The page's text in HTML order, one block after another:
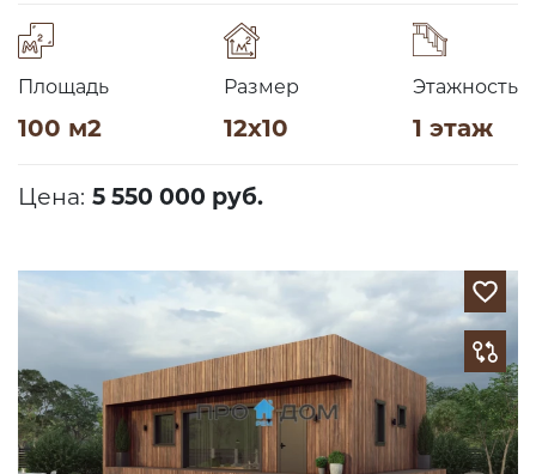
Площадь
100 м2
Размер
12х10
Этажность
1 этаж
Цена: 5 550 000 руб.